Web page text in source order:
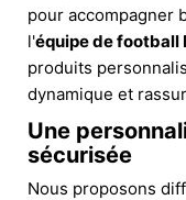
pour accompagner
l'équipe de football
produits
dynamique et
Une
sécurisée
Nous proposons